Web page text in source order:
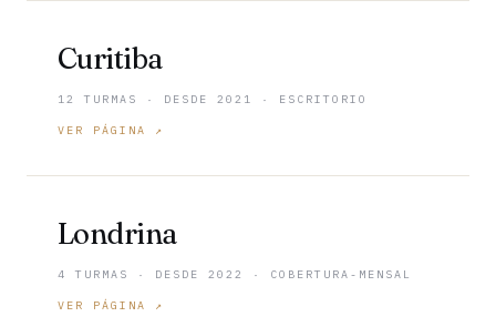
Curitiba
12 TURMAS · DESDE 2021 · ESCRITORIO
VER PÁGINA ↗
Londrina
4 TURMAS · DESDE 2022 · COBERTURA-MENSAL
VER PÁGINA ↗